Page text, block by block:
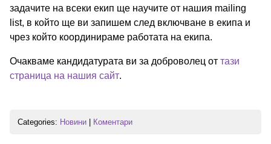
задачите на всеки екип ще научите от нашия mailing
list, в който ще ви запишем след включване в екипа и
чрез който координираме работата на екипа.
Очакваме кандидатурата ви за доброволец от тази
страница на нашия сайт.
Categories: Новини Коментари